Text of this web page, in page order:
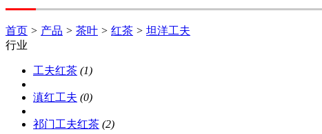
首页 > 产品 > 茶叶 > 红茶 > 坦洋工夫
行业
工夫红茶 (1)
滇红工夫 (0)
祁门工夫红茶 (2)